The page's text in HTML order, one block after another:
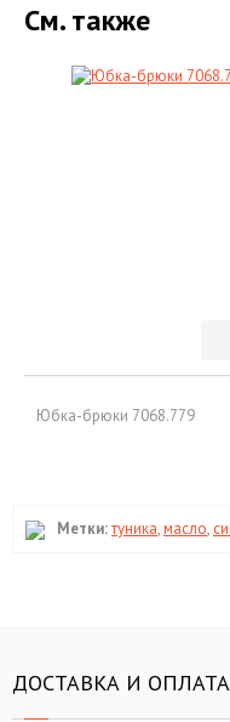
См. также
Юбка-брюки 7068.779
Метки:туника,масло,
ДОСТАВКА И ОПЛАТА